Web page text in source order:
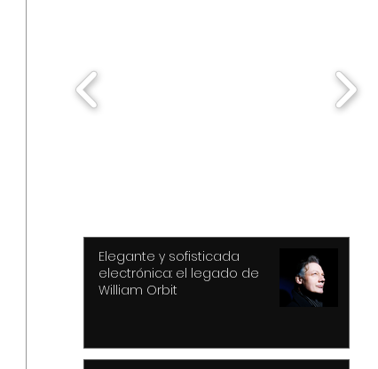
Elegante y sofisticada
electrónica: el legado de
William Orbit